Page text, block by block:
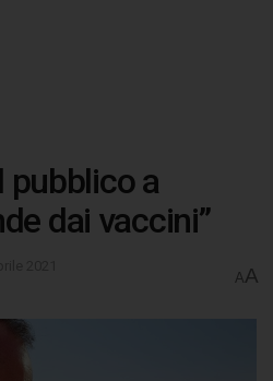
pubblico a
dai vaccini”
AA